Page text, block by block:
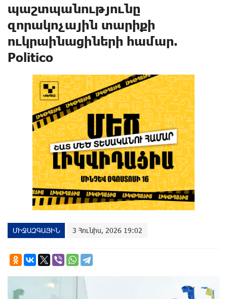
պաշտպանnւթյունը
զորակnչային տարիքի
ուկրաինացիների համար.
Politico
ՄԻՋԱԶԳԱՅԻՆ 3 Հունիս, 2026 19:02